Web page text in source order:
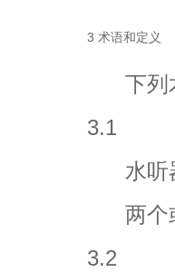
3 术语和定义
下列术
3.1
水听
两个或
3.2